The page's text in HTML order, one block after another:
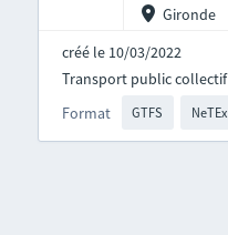
Gironde
créé le 10/03/2022
Format GTFS NeTEx
Transport public collectif